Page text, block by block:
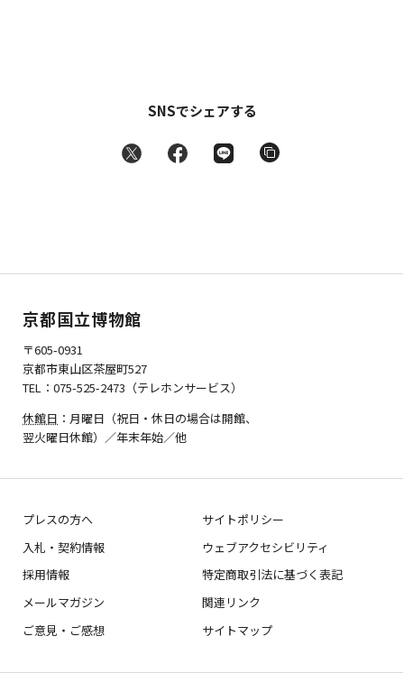
SNSでシェアする
京都国立博物館
〒605-0931
京都市東山区茶屋町527
TEL：075-525-2473（テレホンサービス）
休館日 ：月曜日（祝日・休日の場合は開館、
翌火曜日休館）／年末年始／他
プレスの方へ
サイトポリシー
入札・契約情報
ウェブアクセシビリティ
採用情報
特定商取引法に基づく表記
メールマガジン
関連リンク
ご意見・ご感想
サイトマップ